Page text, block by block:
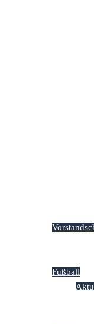
Fußball